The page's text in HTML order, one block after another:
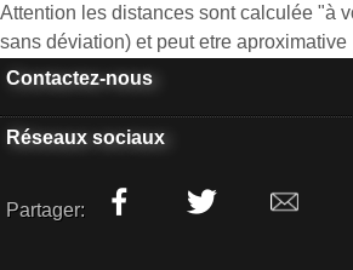
Attention les distances sont calculée "à
sans déviation) et peut etre aproximative
Contactez-nous
Réseaux sociaux
Partager: